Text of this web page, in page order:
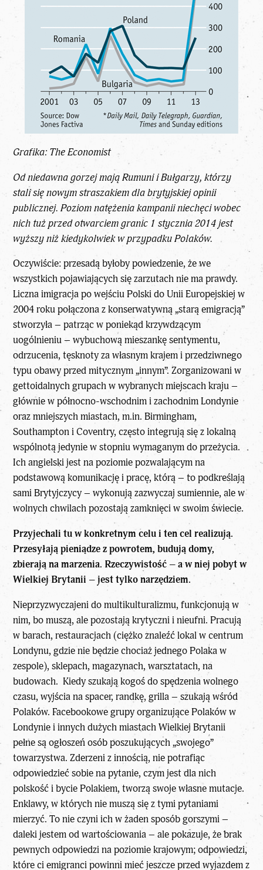
Grafika: The Economist
Od niedawna gorzej mają Rumuni i Bułgarzy, którzy
stali się nowym straszakiem dla brytyjskiej opinii
publicznej. Poziom natężenia kampanii niechęci wobec
nich tuż przed otwarciem granic 1 stycznia 2014 jest
wyższy niż kiedykolwiek w przypadku Polaków.
Oczywiście: przesadą byłoby powiedzenie, że we
wszystkich pojawiających się zarzutach nie ma prawdy.
Liczna imigracja po wejściu Polski do Unii Europejskiej w
2004 roku połączona z konserwatywną „starą emigracją”
stworzyła – patrząc w poniekąd krzywdzącym
uogólnieniu – wybuchową mieszankę sentymentu,
odrzucenia, tęsknoty za własnym krajem i przedziwnego
typu obawy przed mitycznym „innym”. Zorganizowani w
gettoidalnych grupach w wybranych miejscach kraju –
głównie w północno-wschodnim i zachodnim Londynie
oraz mniejszych miastach, m.in. Birmingham,
Southampton i Coventry, często integrują się z lokalną
wspólnotą jedynie w stopniu wymaganym do przeżycia.
Ich angielski jest na poziomie pozwalającym na
podstawową komunikację i pracę, którą – to podkreślają
sami Brytyjczycy – wykonują zazwyczaj sumiennie, ale w
wolnych chwilach pozostają zamknięci w swoim świecie.
Przyjechali tu w konkretnym celu i ten cel realizują.
Przesyłają pieniądze z powrotem, budują domy,
zbierają na marzenia. Rzeczywistość – a w niej pobyt w
Wielkiej Brytanii – jest tylko narzędziem.
Nieprzyzwyczajeni do multikulturalizmu, funkcjonują w
nim, bo muszą, ale pozostają krytyczni i nieufni. Pracują
w barach, restauracjach (ciężko znaleźć lokal w centrum
Londynu, gdzie nie będzie chociaż jednego Polaka w
zespole), sklepach, magazynach, warsztatach, na
budowach. Kiedy szukają kogoś do spędzenia wolnego
czasu, wyjścia na spacer, randkę, grilla – szukają wśród
Polaków. Facebookowe grupy organizujące Polaków w
Londynie i innych dużych miastach Wielkiej Brytanii
pełne są ogłoszeń osób poszukujących „swojego”
towarzystwa. Zderzeni z innością, nie potrafiąc
odpowiedzieć sobie na pytanie, czym jest dla nich
polskość i bycie Polakiem, tworzą swoje własne mutacje.
Enklawy, w których nie muszą się z tymi pytaniami
mierzyć. To nie czyni ich w żaden sposób gorszymi –
daleki jestem od wartościowania – ale pokazuje, że brak
pewnych odpowiedzi na poziomie krajowym; odpowiedzi,
które ci emigranci powinni mieć jeszcze przed wyjazdem z